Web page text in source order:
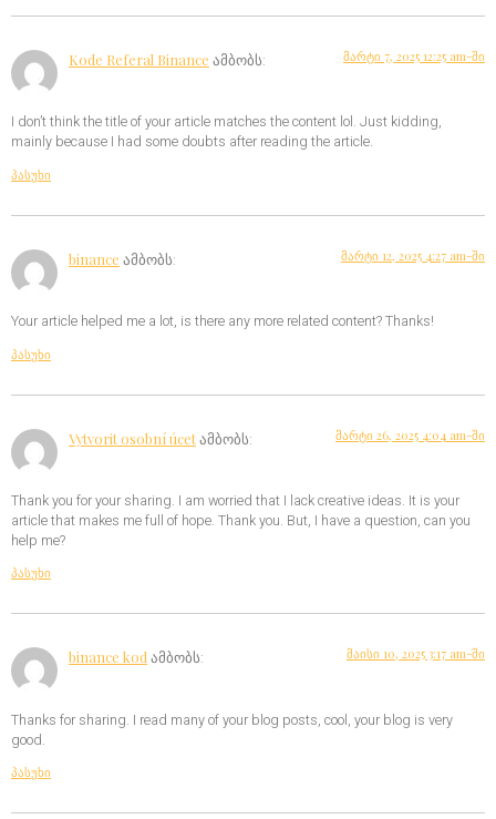
Kode Referal Binance ამბობს: მარტი 7, 2025 12:25 am-ში
I don’t think the title of your article matches the content lol. Just kidding,
mainly because I had some doubts after reading the article.
პასუხი
binance ამბობს: მარტი 12, 2025 4:27 am-ში
Your article helped me a lot, is there any more related content? Thanks!
პასუხი
Vytvorit osobní úcetამბობს: მარტი 26, 2025 4:04 am-ში
Thank you for your sharing. I am worried that I lack creative ideas. It is your
article that makes me full of hope. Thank you. But, I have a question, can you
help me?
პასუხი
binance kod ამბობს: მაისი 10, 2025 3:17 am-ში
Thanks for sharing. I read many of your blog posts, cool, your blog is very
good.
პასუხი